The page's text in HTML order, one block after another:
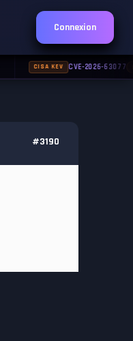
Connexion
#3190
CISA KEV CVE-2026-63077